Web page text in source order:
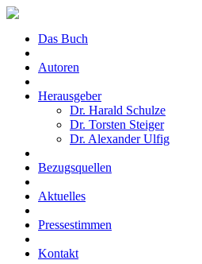
Das Buch
Autoren
Herausgeber
Dr. Harald Schulze
Dr. Torsten Steiger
Dr. Alexander Ulfig
Bezugsquellen
Aktuelles
Pressestimmen
Kontakt